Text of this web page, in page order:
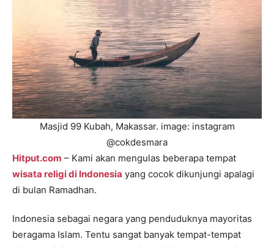
Masjid 99 Kubah, Makassar. image: instagram
@cokdesmara
Hitput.com – Kami akan mengulas beberapa tempat
wisata religi di Indonesia yang cocok dikunjungi apalagi
di bulan Ramadhan.
Indonesia sebagai negara yang penduduknya mayoritas
beragama Islam. Tentu sangat banyak tempat-tempat